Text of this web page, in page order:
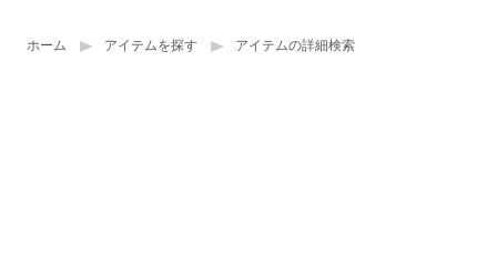
ホーム アイテムを探す アイテムの詳細検索